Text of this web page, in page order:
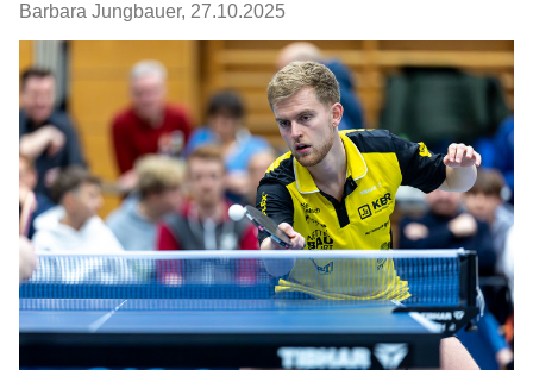
Barbara Jungbauer, 27.10.2025